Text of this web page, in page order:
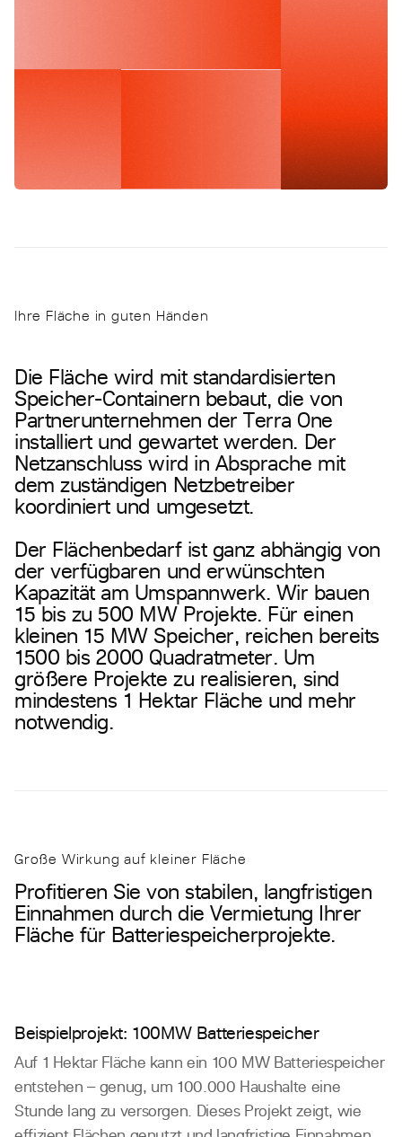
Ihre Fläche in guten Händen
Die Fläche wird mit standardisierten
Speicher-Containern bebaut, die von
Partnerunternehmen der Terra One
installiert und gewartet werden. Der
Netzanschluss wird in Absprache mit
dem zuständigen Netzbetreiber
koordiniert und umgesetzt.
Der Flächenbedarf ist ganz abhängig von
der verfügbaren und erwünschten
Kapazität am Umspannwerk. Wir bauen
15 bis zu 500 MW Projekte. Für einen
kleinen 15 MW Speicher, reichen bereits
1500 bis 2000 Quadratmeter. Um
größere Projekte zu realisieren, sind
mindestens 1 Hektar Fläche und mehr
notwendig.
Große Wirkung auf kleiner Fläche
Profitieren Sie von stabilen, langfristigen
Einnahmen durch die Vermietung Ihrer
Fläche für Batteriespeicherprojekte.
Beispielprojekt: 100MW Batteriespeicher
Auf 1 Hektar Fläche kann ein 100 MW Batteriespeicher
entstehen – genug, um 100.000 Haushalte eine
Stunde lang zu versorgen. Dieses Projekt zeigt, wie